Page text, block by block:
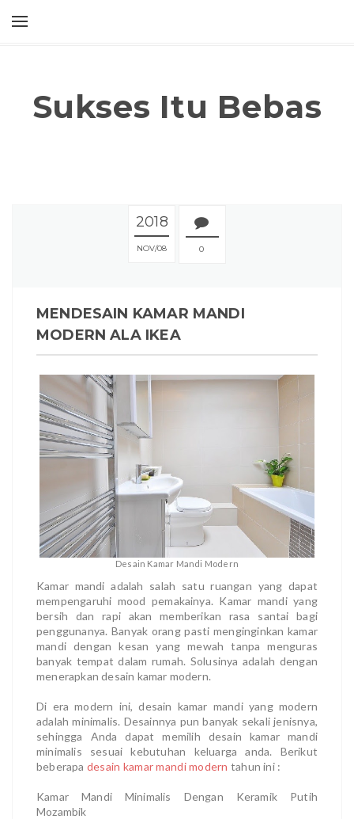
Sukses Itu Bebas
2018
NOV 08 0
MENDESAIN KAMAR MANDI
MODERN ALA IKEA
Desain Kamar Mandi Modern
Kamar mandi adalah salah satu ruangan yang dapat
mempengaruhi mood pemakainya. Kamar mandi yang
bersih dan rapi akan memberikan rasa santai bagi
penggunanya. Banyak orang pasti menginginkan kamar
mandi dengan kesan yang mewah tanpa menguras
banyak tempat dalam rumah. Solusinya adalah dengan
menerapkan desain kamar modern.
Di era modern ini, desain kamar mandi yang modern
adalah minimalis. Desainnya pun banyak sekali jenisnya,
sehingga Anda dapat memilih desain kamar mandi
minimalis sesuai kebutuhan keluarga anda. Berikut
beberapa desain kamar mandi modern tahun ini :
Kamar Mandi Minimalis Dengan Keramik Putih
Mozambik